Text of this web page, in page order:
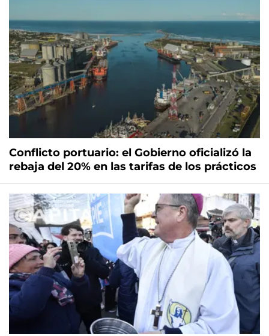
Conflicto portuario: el Gobierno oficializó la
rebaja del 20% en las tarifas de los prácticos